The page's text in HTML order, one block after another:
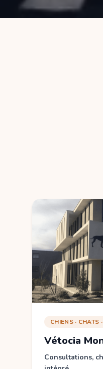
CHIENS · CHATS
Vétocia
Consultations,